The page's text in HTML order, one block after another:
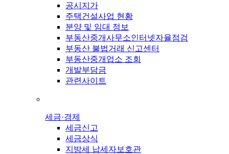
공시지가
주택건설사업 현황
분양 및 임대 정보
부동산중개사무소인터넷자율점검
부동산 불법거래 신고센터
부동산중개업소 조회
개발부담금
관련사이트
세금·경제
세금신고
세금상식
지방세 납세자보호관